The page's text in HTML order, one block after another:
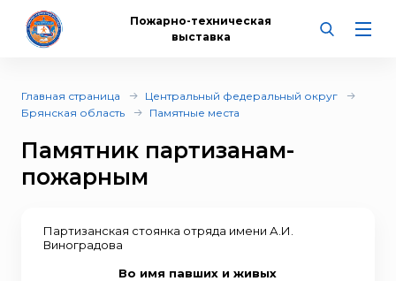
Пожарно-техническая
выставка
Главная страница
Центральный федеральный округ
Брянская область
Памятные места
Памятник партизанам-
пожарным
Партизанская стоянка отряда имени А.И.
Виноградова
Во имя павших и живых